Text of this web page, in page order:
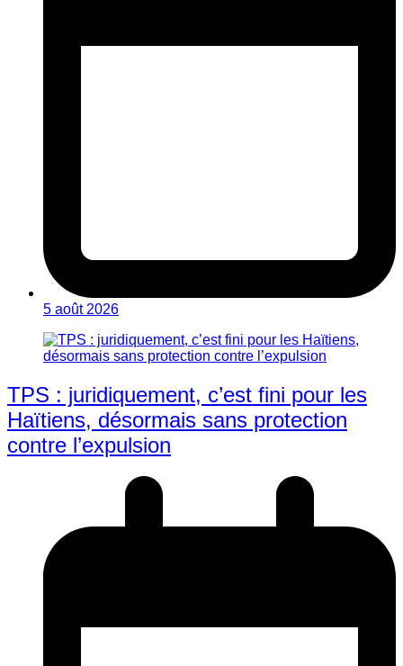
5 août 2026
TPS : juridiquement, c’est fini pour les
Haïtiens, désormais sans protection
contre l’expulsion